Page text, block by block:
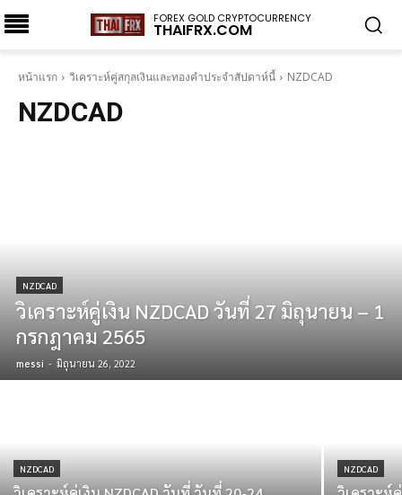
FOREX GOLD CRYPTOCURRENCY
THAIFRX.COM
หน้าแรก วิเคราะห์คู่สกุลเงินและทองคำประจำสัปดาห์นี้ NZDCAD
NZDCAD
NZDCAD
วิเคราะห์คู่เงิน NZDCAD วันที่ 27 มิถุนายน – 1
กรกฎาคม 2565
messi - มิถุนายน 26, 2022
NZDCAD NZDCAD